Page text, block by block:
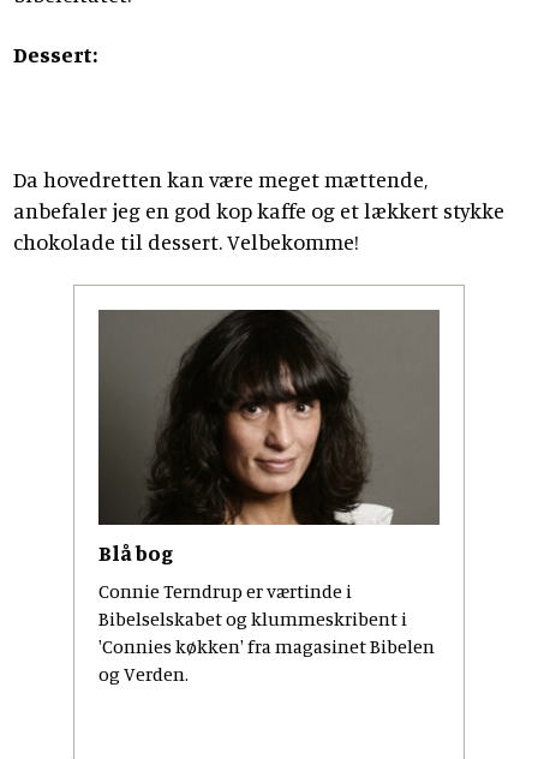
Dessert:
Da hovedretten kan være meget mættende,
anbefaler jeg en god kop kaffe og et lækkert stykke
chokolade til dessert. Velbekomme!
Blå bog
Connie Terndrup er værtinde i
Bibelselskabet og klummeskribent i
'Connies køkken' fra magasinet Bibelen
og Verden.